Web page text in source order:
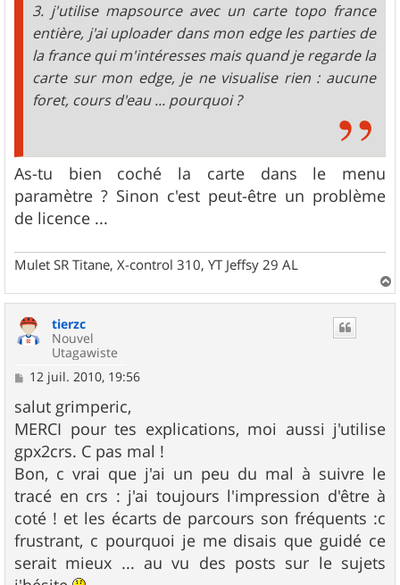
3. j'utilise mapsource avec un carte topo france
entière, j'ai uploader dans mon edge les parties de
la france qui m'intéresses mais quand je regarde la
carte sur mon edge, je ne visualise rien : aucune
foret, cours d'eau ... pourquoi ?
As-tu bien coché la carte dans le menu
paramètre ? Sinon c'est peut-être un problème
de licence ...
Mulet SR Titane, X-control 310, YT Jeffsy 29 AL
a
tierzc
Nouvel
Utagawiste
M
s
s
a
g
e
12 juil. 2010, 19:56
salut grimperic,
MERCI pour tes explications, moi aussi j'utilise
gpx2crs. C pas mal !
Bon, c vrai que j'ai un peu du mal à suivre le
tracé en crs : j'ai toujours l'impression d'être à
coté ! et les écarts de parcours son fréquents :c
frustrant, c pourquoi je me disais que guidé ce
serait mieux ... au vu des posts sur le sujets